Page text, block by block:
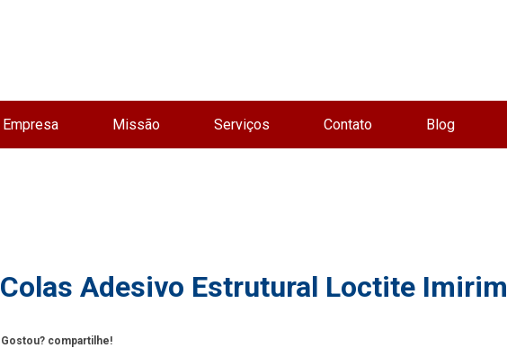
Empresa Missão Serviços Contato Blog
Colas Adesivo Estrutural Loctite Imirim
Gostou? compartilhe!